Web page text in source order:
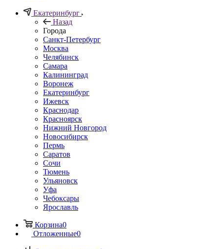
Екатеринбург
Назад
Города
Санкт-Петербург
Москва
Челябинск
Самара
Калининград
Воронеж
Екатеринбург
Ижевск
Краснодар
Красноярск
Нижний Новгород
Новосибирск
Пермь
Саратов
Сочи
Тюмень
Ульяновск
Уфа
Чебоксары
Ярославль
Корзина0
Отложенные0